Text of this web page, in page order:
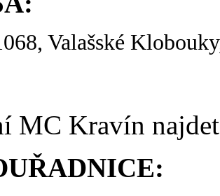
Valašské
MC Kravín